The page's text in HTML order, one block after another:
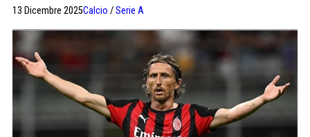
13 Dicembre 2025Calcio /Serie A